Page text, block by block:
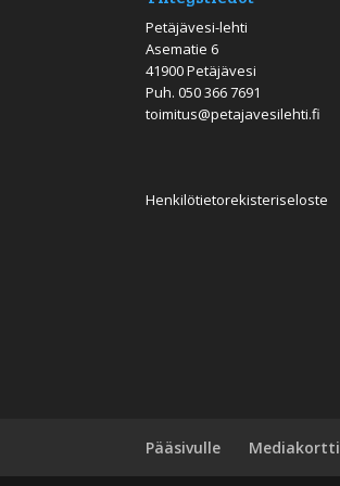
Petäjävesi-lehti
Asematie 6
41900 Petäjävesi
Puh.050 366 7691
toimitus@petajavesilehti.fi
Henkilötietorekisteriseloste
Pääsivulle Mediakortti